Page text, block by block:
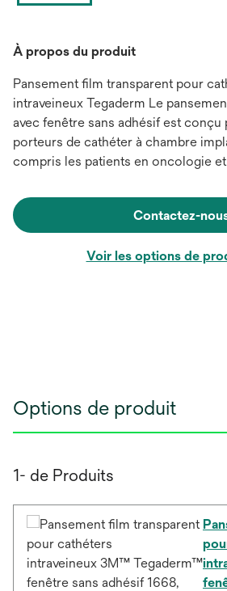
À propos du produit
Pansement film transparent pour
intraveineux Tegaderm Le
avec fenêtre sans adhésif est conçu
porteurs de cathéter à chambre
compris les patients en oncologie
Contactez-
Voir les options de
Options de produit
1- de Produits